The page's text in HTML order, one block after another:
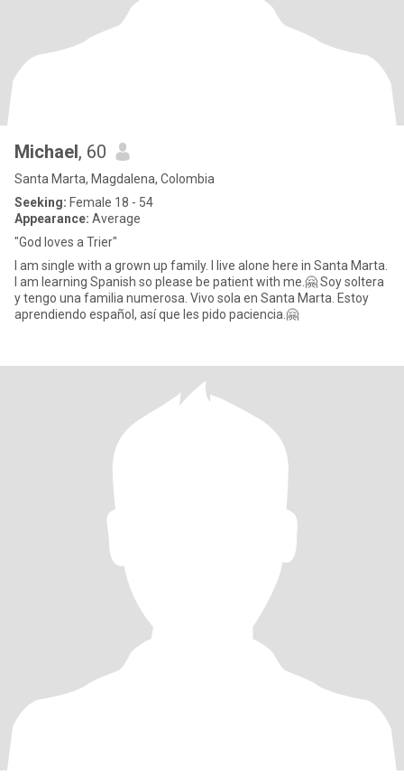
Michael, 60
Santa Marta, Magdalena, Colombia
Seeking: Female 18 - 54
Appearance: Average
"God loves a Trier"
I am single with a grown up family. I live alone here in Santa Marta.
I am learning Spanish so please be patient with me.🤗 Soy soltera
y tengo una familia numerosa. Vivo sola en Santa Marta. Estoy
aprendiendo español, así que les pido paciencia.🤗